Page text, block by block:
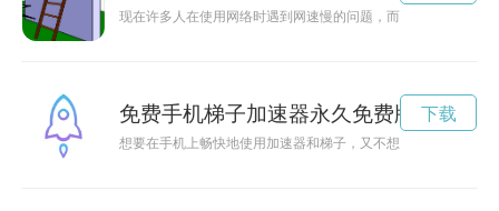
现在许多人在使用网络时遇到网速慢的问题，而无需登录的免
免费手机梯子加速器永久免费版
想要在手机上畅快地使用加速器和梯子，又不想花钱购买？这
下载